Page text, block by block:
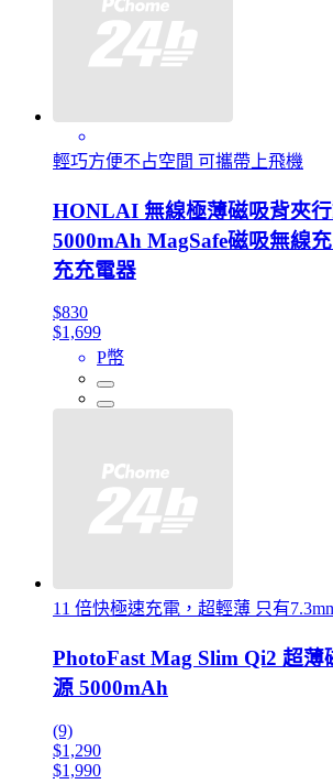
輕巧方便不占空間 可攜帶上飛機
HONLAI 無線極薄磁吸背夾
5000mAh MagSafe磁吸無線
充充電器
$830
$1,699
P幣
11 倍快極速充電，超輕薄 只有
PhotoFast Mag Slim Qi2 超薄
源 5000mAh
(9)
$1,290
$1,990